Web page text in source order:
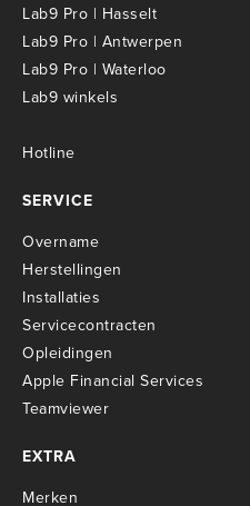
Lab9 Pro | Hasselt
Lab9 Pro | Antwerpen
Lab9 Pro | Waterloo
Lab9 winkels
Hotline
SERVICE
Overname
Herstellingen
Installaties
Servicecontracten
Opleidingen
Apple Financial Services
Teamviewer
EXTRA
Merken